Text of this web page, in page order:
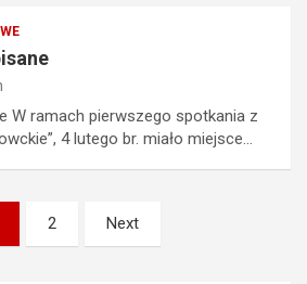
W ramach pierwszego spotkania z
4 lutego br. miało miejsce…
2 Next